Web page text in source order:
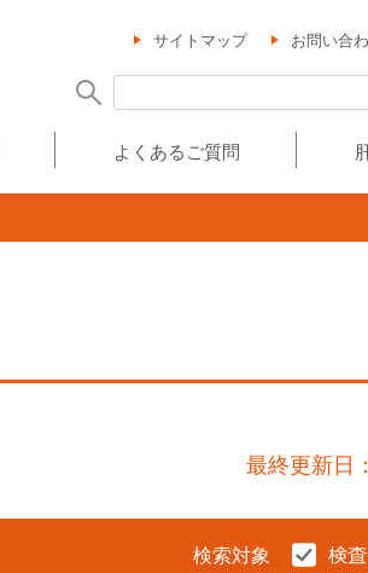
サイトマップ お問い合
よくあるご質問
最終更新日
検索対象